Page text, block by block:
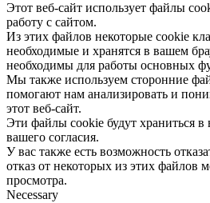
Этот веб-сайт использует файлы
работу с сайтом.
Из этих файлов некоторые cookie
необходимые и хранятся в вашем
необходимы для работы основных
Мы также используем сторонние
помогают нам анализировать и
этот веб-сайт.
Эти файлы cookie будут храниться в
вашего согласия.
У вас также есть возможность
отказ от некоторых из этих файлов
просмотра.
Necessary